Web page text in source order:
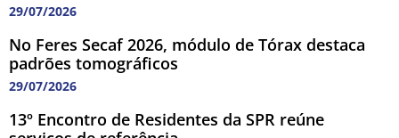
29/07/2026
No Feres Secaf 2026, módulo de Tórax destaca
padrões tomográficos
29/07/2026
13º Encontro de Residentes da SPR reúne